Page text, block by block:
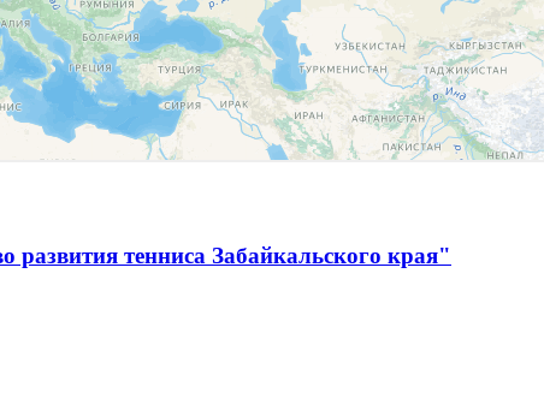
тенниса Забайкальского края"